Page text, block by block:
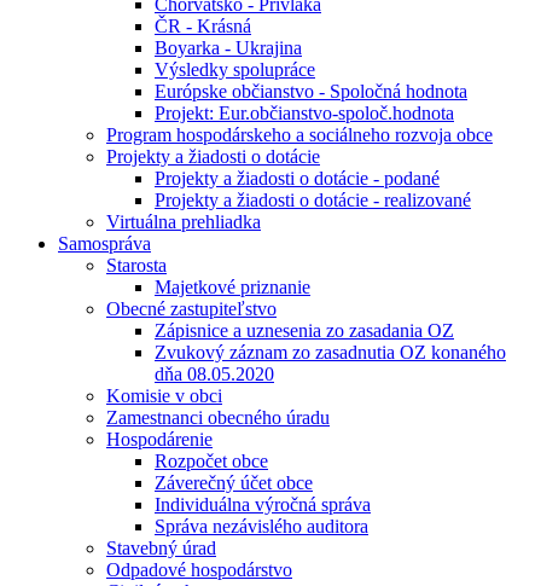
Chorvátsko - Privlaka
ČR - Krásná
Boyarka - Ukrajina
Výsledky spolupráce
Európske občianstvo - Spoločná hodnota
Projekt: Eur.občianstvo-spoloč.hodnota
Program hospodárskeho a sociálneho rozvoja obce
Projekty a žiadosti o dotácie
Projekty a žiadosti o dotácie - podané
Projekty a žiadosti o dotácie - realizované
Virtuálna prehliadka
Samospráva
Starosta
Majetkové priznanie
Obecné zastupiteľstvo
Zápisnice a uznesenia zo zasadania OZ
Zvukový záznam zo zasadnutia OZ konaného
dňa 08.05.2020
Komisie v obci
Zamestnanci obecného úradu
Hospodárenie
Rozpočet obce
Záverečný účet obce
Individuálna výročná správa
Správa nezávislého auditora
Stavebný úrad
Odpadové hospodárstvo